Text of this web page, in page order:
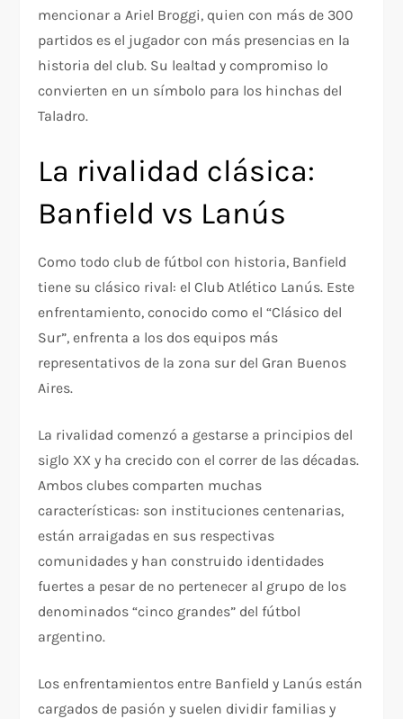
mencionar a Ariel Broggi, quien con más de 300
partidos es el jugador con más presencias en la
historia del club. Su lealtad y compromiso lo
convierten en un símbolo para los hinchas del
Taladro.
La rivalidad clásica:
Banfield vs Lanús
Como todo club de fútbol con historia, Banfield
tiene su clásico rival: el Club Atlético Lanús. Este
enfrentamiento, conocido como el “Clásico del
Sur”, enfrenta a los dos equipos más
representativos de la zona sur del Gran Buenos
Aires.
La rivalidad comenzó a gestarse a principios del
siglo XX y ha crecido con el correr de las décadas.
Ambos clubes comparten muchas
características: son instituciones centenarias,
están arraigadas en sus respectivas
comunidades y han construido identidades
fuertes a pesar de no pertenecer al grupo de los
denominados “cinco grandes” del fútbol
argentino.
Los enfrentamientos entre Banfield y Lanús están
cargados de pasión y suelen dividir familias y